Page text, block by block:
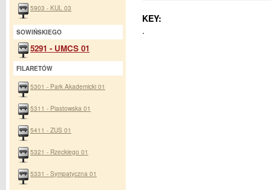
KEY:
.
5903 - KUL 03
SOWIŃSKIEGO
5291 - UMCS 01
FILARETÓW
5301 - Park Akademicki 01
5311 - Piastowska 01
5411 - ZUS 01
5321 - Rzeckiego 01
5331 - Sympatyczna 01